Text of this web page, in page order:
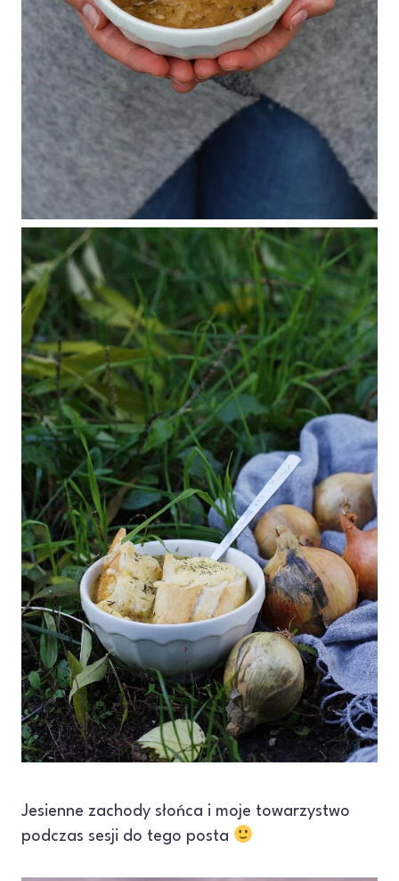
Jesienne zachody słońca i moje towarzystwo
podczas sesji do tego posta